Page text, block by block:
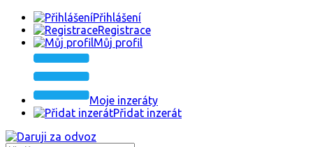
Přihlášení
Registrace
Můj profil
Moje inzeráty
Přidat inzerát